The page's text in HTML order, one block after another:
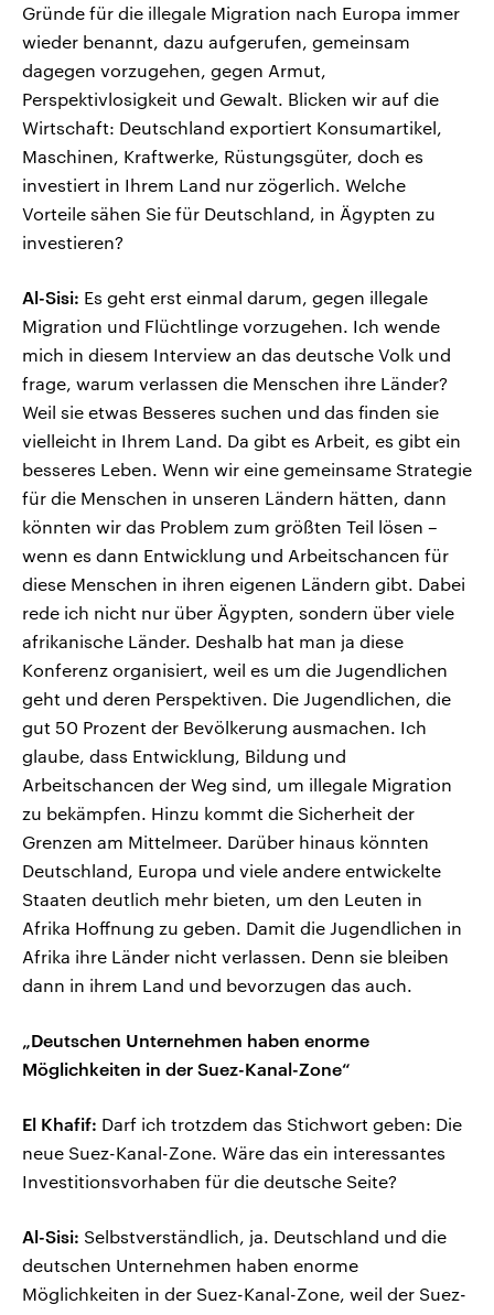
Gründe für die illegale Migration nach Europa immer
wieder benannt, dazu aufgerufen, gemeinsam
dagegen vorzugehen, gegen Armut,
Perspektivlosigkeit und Gewalt. Blicken wir auf die
Wirtschaft: Deutschland exportiert Konsumartikel,
Maschinen, Kraftwerke, Rüstungsgüter, doch es
investiert in Ihrem Land nur zögerlich. Welche
Vorteile sähen Sie für Deutschland, in Ägypten zu
investieren?
Al-Sisi: Es geht erst einmal darum, gegen illegale
Migration und Flüchtlinge vorzugehen. Ich wende
mich in diesem Interview an das deutsche Volk und
frage, warum verlassen die Menschen ihre Länder?
Weil sie etwas Besseres suchen und das finden sie
vielleicht in Ihrem Land. Da gibt es Arbeit, es gibt ein
besseres Leben. Wenn wir eine gemeinsame Strategie
für die Menschen in unseren Ländern hätten, dann
könnten wir das Problem zum größten Teil lösen –
wenn es dann Entwicklung und Arbeitschancen für
diese Menschen in ihren eigenen Ländern gibt. Dabei
rede ich nicht nur über Ägypten, sondern über viele
afrikanische Länder. Deshalb hat man ja diese
Konferenz organisiert, weil es um die Jugendlichen
geht und deren Perspektiven. Die Jugendlichen, die
gut 50 Prozent der Bevölkerung ausmachen. Ich
glaube, dass Entwicklung, Bildung und
Arbeitschancen der Weg sind, um illegale Migration
zu bekämpfen. Hinzu kommt die Sicherheit der
Grenzen am Mittelmeer. Darüber hinaus könnten
Deutschland, Europa und viele andere entwickelte
Staaten deutlich mehr bieten, um den Leuten in
Afrika Hoffnung zu geben. Damit die Jugendlichen in
Afrika ihre Länder nicht verlassen. Denn sie bleiben
dann in ihrem Land und bevorzugen das auch.
„Deutschen Unternehmen haben enorme
Möglichkeiten in der Suez-Kanal-Zone“
El Khafif: Darf ich trotzdem das Stichwort geben: Die
neue Suez-Kanal-Zone. Wäre das ein interessantes
Investitionsvorhaben für die deutsche Seite?
Al-Sisi: Selbstverständlich, ja. Deutschland und die
deutschen Unternehmen haben enorme
Möglichkeiten in der Suez-Kanal-Zone, weil der Suez-